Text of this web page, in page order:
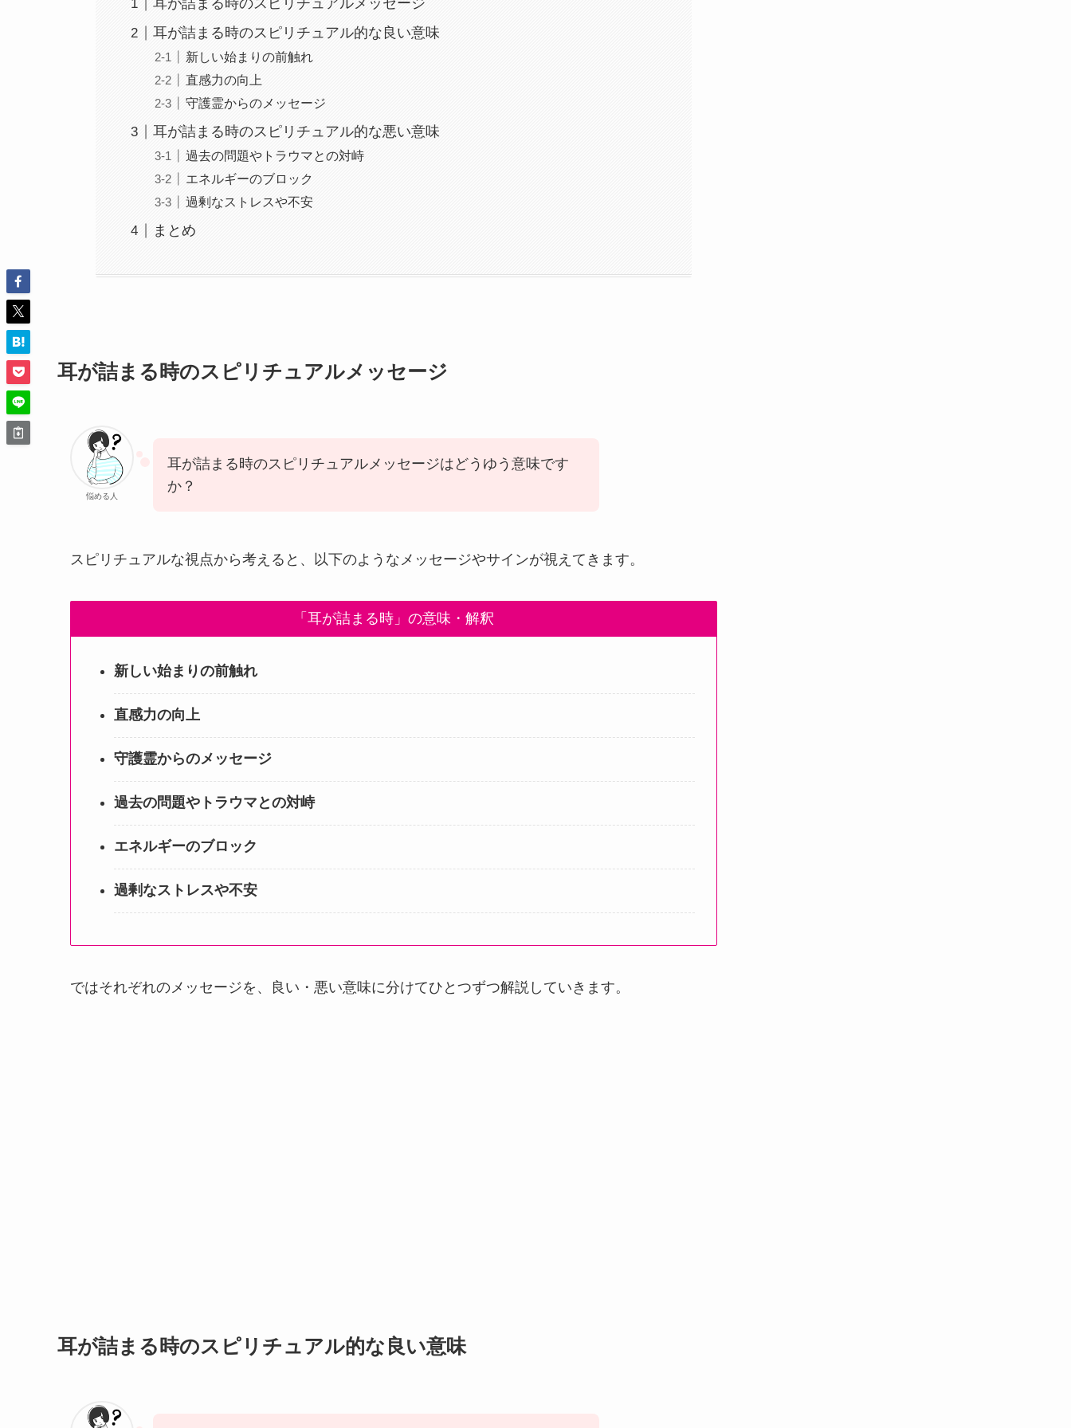
耳が詰まる時のスピリチュアルメッセージ
耳が詰まる時のスピリチュアル的な良い意味
新しい始まりの前触れ
直感力の向上
守護霊からのメッセージ
耳が詰まる時のスピリチュアル的な悪い意味
過去の問題やトラウマとの対峙
エネルギーのブロック
過剰なストレスや不安
まとめ
耳が詰まる時のスピリチュアルメッセージ
悩める人
耳が詰まる時のスピリチュアルメッセージはどうゆう意味です
か？
スピリチュアルな視点から考えると、以下のようなメッセージやサインが視えてきます。
「耳が詰まる時」の意味・解釈
新しい始まりの前触れ
直感力の向上
守護霊からのメッセージ
過去の問題やトラウマとの対峙
エネルギーのブロック
過剰なストレスや不安
ではそれぞれのメッセージを、良い・悪い意味に分けてひとつずつ解説していきます。
耳が詰まる時のスピリチュアル的な良い意味